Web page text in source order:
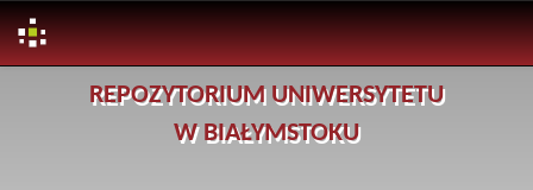
REPOZYTORIUM UNIWERSYTETU
W BIAŁYMSTOKU